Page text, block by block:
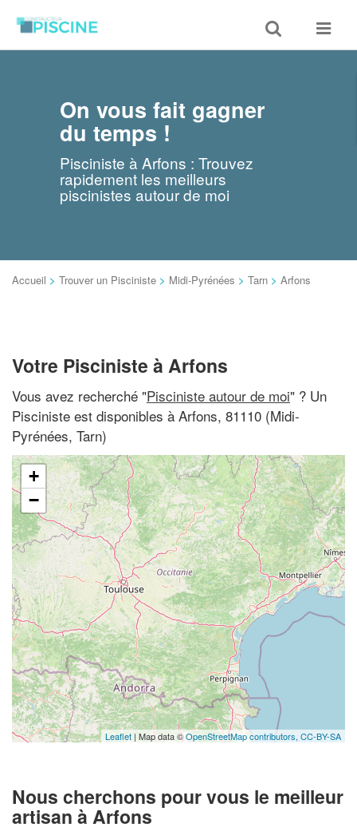
Toggle
search
Toggle
On vous fait gagner
du temps !
Pisciniste à Arfons : Trouvez
rapidement les meilleurs
piscinistes autour de moi
Accueil > Trouver un Pisciniste > Midi-Pyrénées > Tarn > Arfons
Votre Pisciniste à Arfons
Vous avez recherché "Pisciniste autour de moi" ? Un
Pisciniste est disponibles à Arfons, 81110 (Midi-
Pyrénées, Tarn)
+
−
Leaflet | Map data ©OpenStreetMap contributors, CC-BY-SA
Nous cherchons pour vous le meilleur
artisan à Arfons